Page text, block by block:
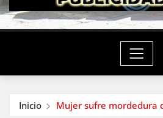
Inicio Mujer sufre mordedura